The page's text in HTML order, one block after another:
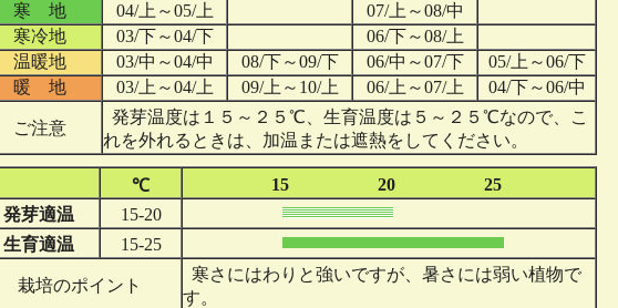
寒 地
04/上～05/上
07/上～08/中
寒冷地
03/下～04/下
06/下～08/上
温暖地
03/中～04/中 08/下～09/下 06/中～07/下
05/上～06/下
暖 地
03/上～04/上 09/上～10/上 06/上～07/上 04/下～06/中
ご注意
発芽温度は１５～２５℃、生育温度は５～２５℃なので、こ
れを外れるときは、加温または遮熱をしてください。
℃ 15 20
25
発芽適温
15-20
生育適温
15-25
栽培のポイント
寒さにはわりと強いですが、暑さには弱い植物で
す。